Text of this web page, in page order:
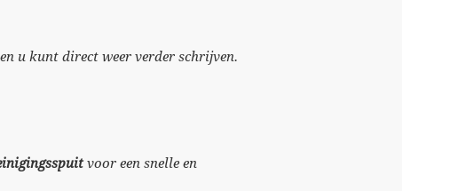
u kunt direct weer verder schrijven.
voor een snelle en